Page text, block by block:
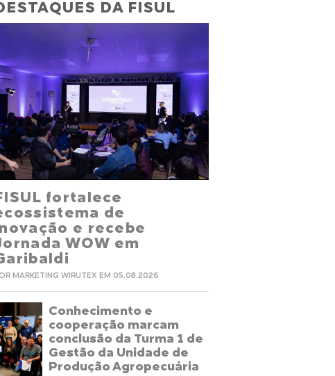
DA FISUL
fortalece
de
e recebe
WOW em
MARKETING WIRUTEX EM 05.08.2026
Conhecimento e
cooperação marcam
conclusão da Turma 1 de
Gestão da Unidade de
Produção Agropecuária